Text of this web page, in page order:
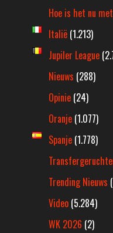
Hoe is het nu
Italië (1.213)
Jupiler League
Nieuws (288)
Opinie (24)
Oranje (1.077)
Spanje (1.778)
Trending Nieuws
Video (5.284)
WK 2026 (2)